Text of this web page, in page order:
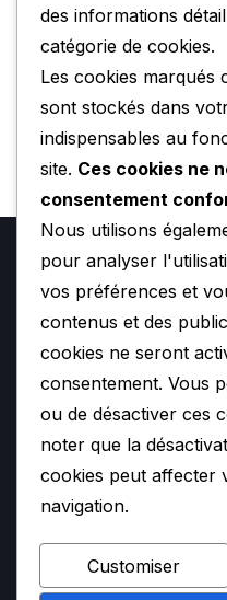
07.49.79.05.55
07.77.22.19.01
des informations
catégorie de cookies.
Les cookies marqués
sont stockés dans
indispensables au
site. Ces cookies ne
consentement
Nous utilisons
pour analyser
vos préférences et
contenus et des
cookies ne seront
consentement. Vous
ou de désactiver ces
noter que la
cookies peut affecter
navigation.
Customiser